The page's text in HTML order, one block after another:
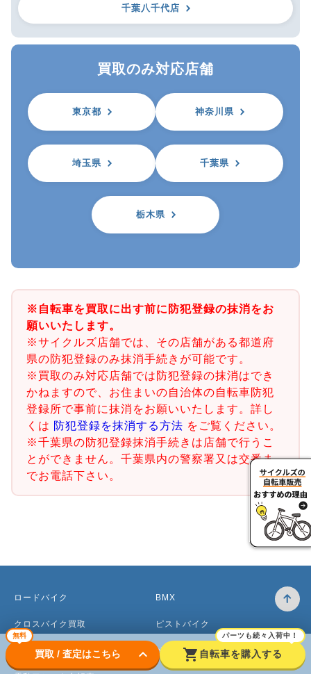
千葉八千代店
買取のみ対応店舗
東京都 神奈川県
埼玉県 千葉県
栃木県
※自転車を買取に出す前に防犯登録の抹消をお
願いいたします。
※サイクルズ店舗では、その店舗がある都道府
県の防犯登録のみ抹消手続きが可能です。
※買取のみ対応店舗では防犯登録の抹消はでき
かねますので、お住まいの自治体の自転車防犯
登録所で事前に抹消をお願いいたします。詳し
くは 防犯登録を抹消する方法 をご覧ください。
※千葉県の防犯登録抹消手続きは店舗で行うこ
とができません。千葉県内の警察署又は交番ま
でお電話下さい。
無料
買取 / 査定はこちら keyboard_arrow_down shopping_cart
パーツも続々入荷中！
自転車を購入する
ロードバイク
クロスバイク買取
マウンテンバイク買取
BMX
ピストバイク
ベビーカー